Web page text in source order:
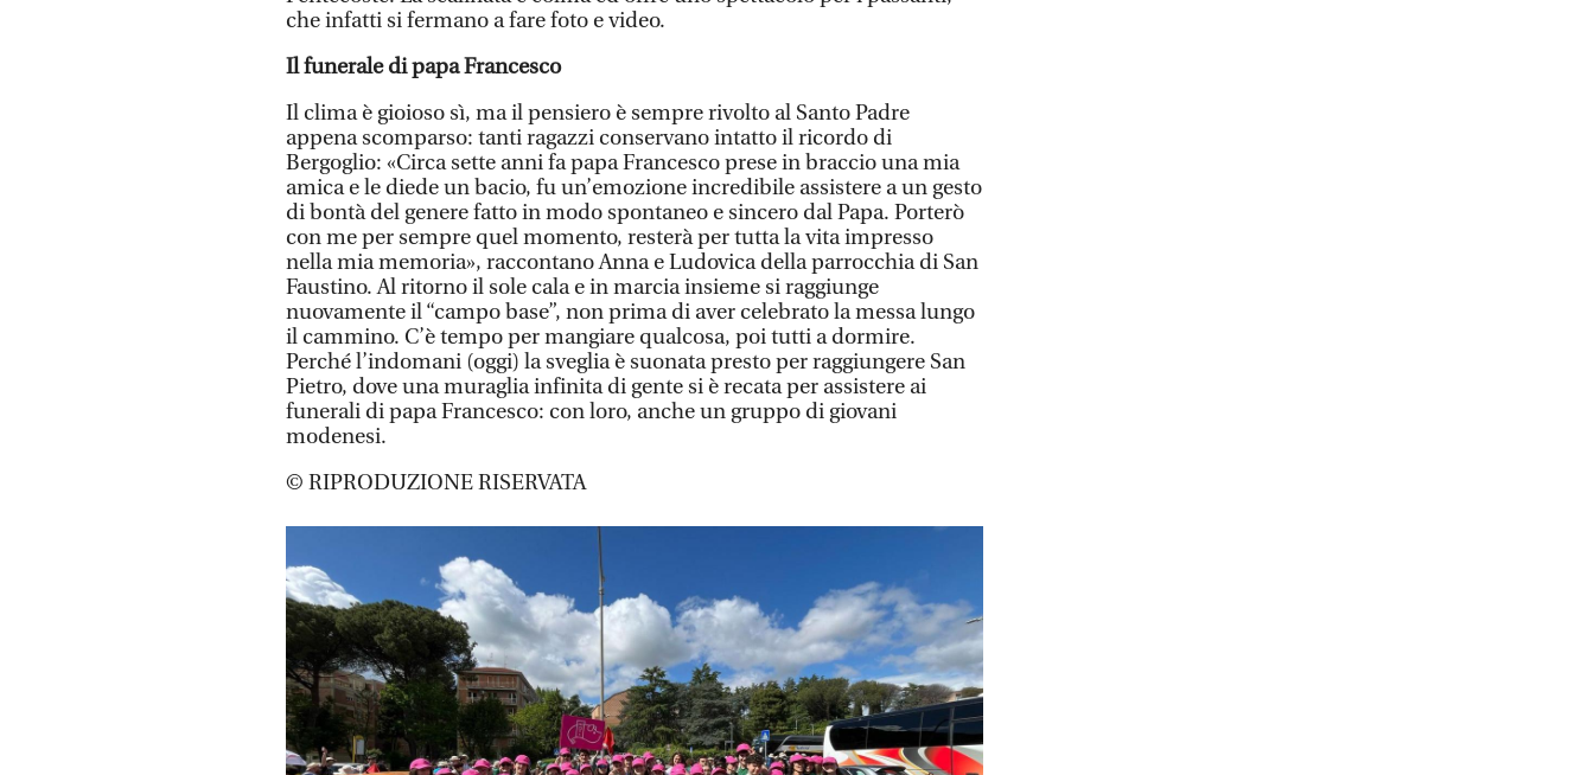
che infatti si fermano a fare foto e video.
Il funerale di papa Francesco
Il clima è gioioso sì, ma il pensiero è sempre rivolto al Santo Padre
appena scomparso: tanti ragazzi conservano intatto il ricordo di
Bergoglio: «Circa sette anni fa papa Francesco prese in braccio una mia
amica e le diede un bacio, fu un’emozione incredibile assistere a un gesto
di bontà del genere fatto in modo spontaneo e sincero dal Papa. Porterò
con me per sempre quel momento, resterà per tutta la vita impresso
nella mia memoria», raccontano Anna e Ludovica della parrocchia di San
Faustino. Al ritorno il sole cala e in marcia insieme si raggiunge
nuovamente il “campo base”, non prima di aver celebrato la messa lungo
il cammino. C’è tempo per mangiare qualcosa, poi tutti a dormire.
Perché l’indomani (oggi) la sveglia è suonata presto per raggiungere San
Pietro, dove una muraglia infinita di gente si è recata per assistere ai
funerali di papa Francesco: con loro, anche un gruppo di giovani
modenesi.
© RIPRODUZIONE RISERVATA